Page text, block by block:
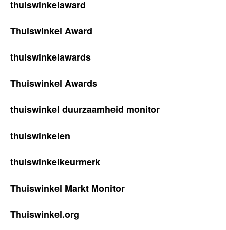
thuiswinkelaward
Thuiswinkel Award
thuiswinkelawards
Thuiswinkel Awards
thuiswinkel duurzaamheid monitor
thuiswinkelen
thuiswinkelkeurmerk
Thuiswinkel Markt Monitor
Thuiswinkel.org